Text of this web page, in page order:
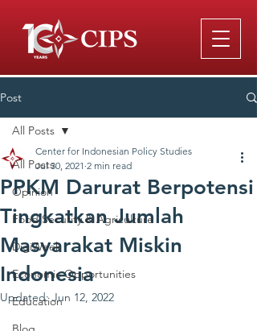
Post
All Posts
Opinion
Food Security & Agriculture
DigiWeek
Economic Opportunities
Education
All Posts
PPKM Darurat Berpotensi
Tingkatkan Jumlah
Masyarakat Miskin
Indonesia
Center for Indonesian Policy Studies
Jul 30, 2021 2 min read
Updated:Jun 12, 2022